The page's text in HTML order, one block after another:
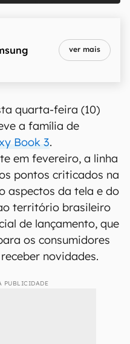
ver mais
quarta-feira (10)
a família de
Book 3.
em fevereiro, a linha
pontos criticados na
aspectos da tela e do
território brasileiro
de lançamento, que
os consumidores
novidades.
PUBLICIDADE